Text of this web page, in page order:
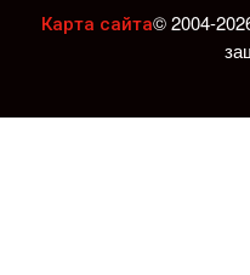
Карта сайта© 2004-